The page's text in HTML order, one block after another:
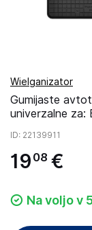
Wielganizator
Gumijaste
univerzalne za:
ID: 22139911
19 08 €
Na voljo v